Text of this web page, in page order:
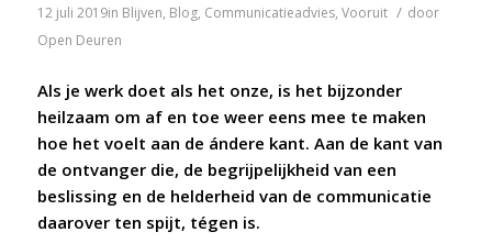
12 juli 2019in Blijven, Blog, Communicatieadvies, Vooruit / door
Open Deuren
Als je werk doet als het onze, is het bijzonder
heilzaam om af en toe weer eens mee te maken
hoe het voelt aan de ándere kant. Aan de kant van
de ontvanger die, de begrijpelijkheid van een
beslissing en de helderheid van de communicatie
daarover ten spijt, tégen is.